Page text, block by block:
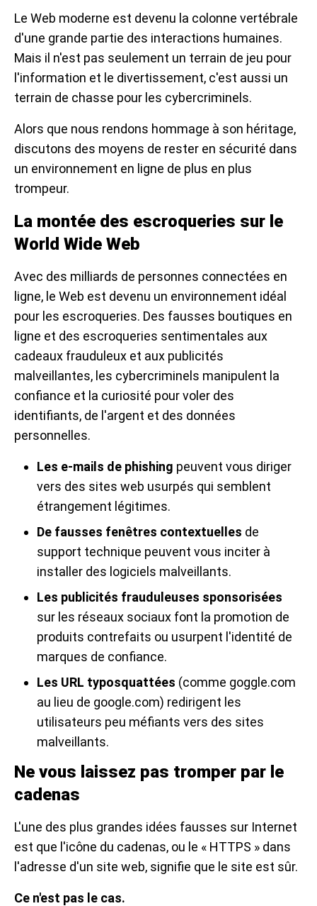
Le Web moderne est devenu la colonne vertébrale
d'une grande partie des interactions humaines.
Mais il n'est pas seulement un terrain de jeu pour
l'information et le divertissement, c'est aussi un
terrain de chasse pour les cybercriminels.
Alors que nous rendons hommage à son héritage,
discutons des moyens de rester en sécurité dans
un environnement en ligne de plus en plus
trompeur.
La montée des escroqueries sur le
World Wide Web
Avec des milliards de personnes connectées en
ligne, le Web est devenu un environnement idéal
pour les escroqueries. Des fausses boutiques en
ligne et des escroqueries sentimentales aux
cadeaux frauduleux et aux publicités
malveillantes, les cybercriminels manipulent la
confiance et la curiosité pour voler des
identifiants, de l'argent et des données
personnelles.
Les e-mails de phishing peuvent vous diriger
vers des sites web usurpés qui semblent
étrangement légitimes.
De fausses fenêtres contextuelles de
support technique peuvent vous inciter à
installer des logiciels malveillants.
Les publicités frauduleuses sponsorisées
sur les réseaux sociaux font la promotion de
produits contrefaits ou usurpent l'identité de
marques de confiance.
Les URL typosquattées (comme goggle.com
au lieu de google.com) redirigent les
utilisateurs peu méfiants vers des sites
malveillants.
Ne vous laissez pas tromper par le
cadenas
L'une des plus grandes idées fausses sur Internet
est que l'icône du cadenas, ou le « HTTPS » dans
l'adresse d'un site web, signifie que le site est sûr.
Ce n'est pas le cas.